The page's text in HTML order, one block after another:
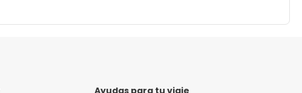
Ayudas para tu viaje